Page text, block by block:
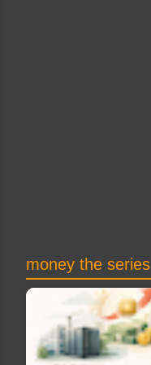
money the series